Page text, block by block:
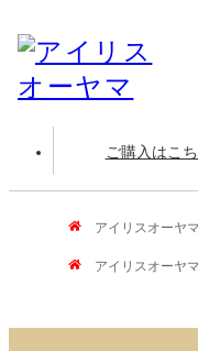
ご購入はこ
アイリスオーヤマ
アイリスオーヤマ